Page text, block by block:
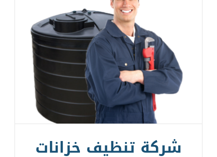
شركة تنظيف خزانات